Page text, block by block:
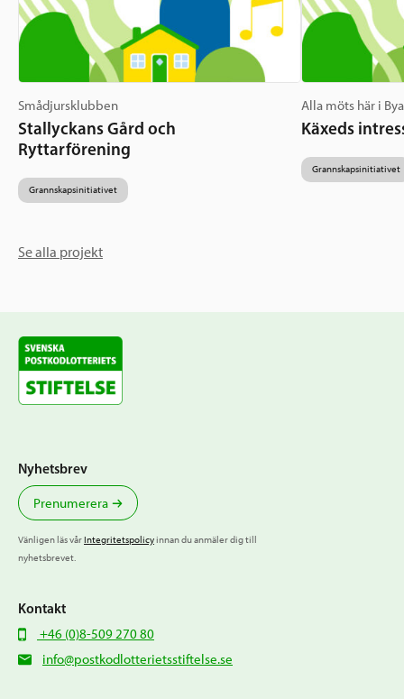
Smådjursklubben
Stallyckans Gård och
Ryttarförening
Grannskapsinitiativet
Alla möts här i
Käxeds
Grannskapsinitiativet
Se alla projekt
Nyhetsbrev
Prenumerera
Vänligen läs vårIntegritetspolicyinnan du anmäler dig till
nyhetsbrevet.
Kontakt
+46 (0)8-509 270 80
info@postkodlotterietsstiftelse.se